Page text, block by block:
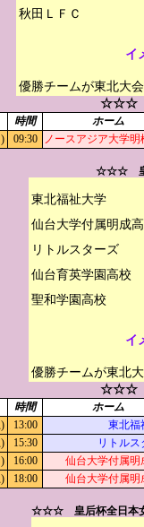
イ
優勝チームが東北大
☆☆☆
時間
ホーム
09:30 ノースアジア大学明
☆☆☆ 皇
東北福祉大学
仙台大学付属明成
リトルスターズ
仙台育英学園高校
イ
優勝チームが東北
☆☆☆
時間 ホーム
13:00
東北福
15:30
リトルス
16:00
仙台大学付属明
18:00 仙台大学付属明
☆☆☆ 皇后杯全日本